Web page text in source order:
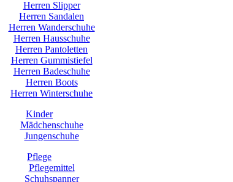
Herren Slipper
Herren Sandalen
Herren Wanderschuhe
Herren Hausschuhe
Herren Pantoletten
Herren Gummistiefel
Herren Badeschuhe
Herren Boots
Herren Winterschuhe
Kinder
Mädchenschuhe
Jungenschuhe
Pflege
Pflegemittel
Schuhspanner